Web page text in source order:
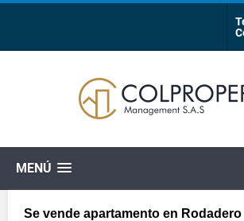
MENÚ
Se vende apartamento en Rodadero